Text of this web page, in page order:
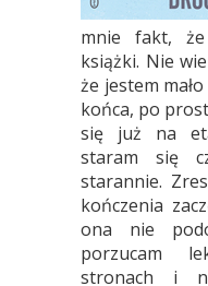
mnie fakt,
książki. Nie
że jestem
końca, po
się już na
staram się
starannie.
kończenia
ona nie
porzucam
stronach i